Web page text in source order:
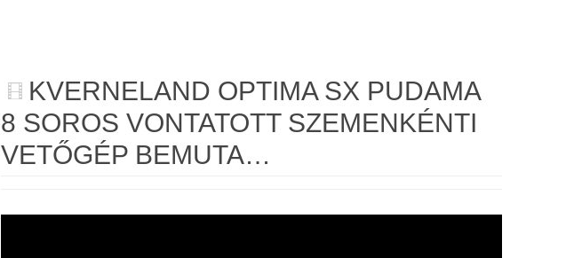
KVERNELAND OPTIMA SX PUDAMA
8 SOROS VONTATOTT SZEMENKÉNTI
VETŐGÉP BEMUTA…